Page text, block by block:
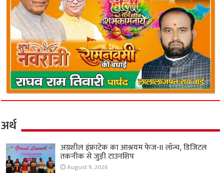
अर्थ
अग्रशील इंफ्राटेक का आश्रयम फेज-II लॉन्च, डिजिटल
तकनीक से जुड़ी टाउनशिप
August 9, 2026